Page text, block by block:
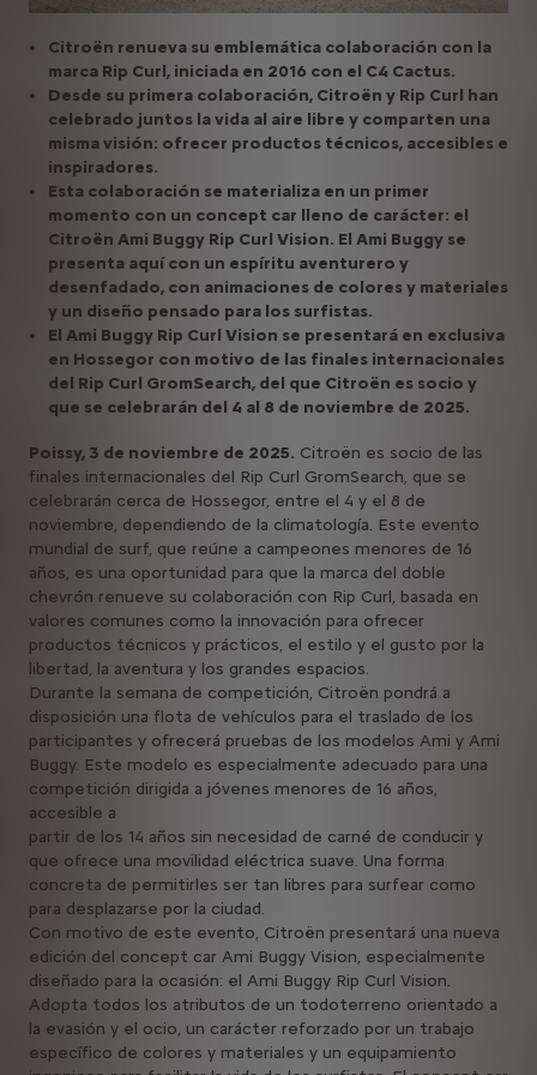
Citroën renueva su emblemática colaboración con la
marca Rip Curl, iniciada en 2016 con el C4 Cactus.
Desde su primera colaboración, Citroën y Rip Curl han
celebrado juntos la vida al aire libre y comparten una
misma visión: ofrecer productos técnicos, accesibles e
inspiradores.
Esta colaboración se materializa en un primer
momento con un concept car lleno de carácter: el
Citroën Ami Buggy Rip Curl Vision. El Ami Buggy se
presenta aquí con un espíritu aventurero y
desenfadado, con animaciones de colores y materiales
y un diseño pensado para los surfistas.
El Ami Buggy Rip Curl Vision se presentará en exclusiva
en Hossegor con motivo de las finales internacionales
del Rip Curl GromSearch, del que Citroën es socio y
que se celebrarán del 4 al 8 de noviembre de 2025.
Poissy, 3 de noviembre de 2025. Citroën es socio de las
finales internacionales del Rip Curl GromSearch, que se
celebrarán cerca de Hossegor, entre el 4 y el 8 de
noviembre, dependiendo de la climatología. Este evento
mundial de surf, que reúne a campeones menores de 16
años, es una oportunidad para que la marca del doble
chevrón renueve su colaboración con Rip Curl, basada en
valores comunes como la innovación para ofrecer
productos técnicos y prácticos, el estilo y el gusto por la
libertad, la aventura y los grandes espacios.
Durante la semana de competición, Citroën pondrá a
disposición una flota de vehículos para el traslado de los
participantes y ofrecerá pruebas de los modelos Ami y Ami
Buggy. Este modelo es especialmente adecuado para una
competición dirigida a jóvenes menores de 16 años,
accesible a
partir de los 14 años sin necesidad de carné de conducir y
que ofrece una movilidad eléctrica suave. Una forma
concreta de permitirles ser tan libres para surfear como
para desplazarse por la ciudad.
Con motivo de este evento, Citroën presentará una nueva
edición del concept car Ami Buggy Vision, especialmente
diseñado para la ocasión: el Ami Buggy Rip Curl Vision.
Adopta todos los atributos de un todoterreno orientado a
la evasión y el ocio, un carácter reforzado por un trabajo
específico de colores y materiales y un equipamiento